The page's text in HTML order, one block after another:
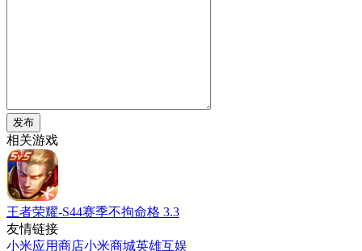
发布
相关游戏
王者荣耀-S44赛季不拘命格 3.3
友情链接
小米应用商店小米商城英雄互娱